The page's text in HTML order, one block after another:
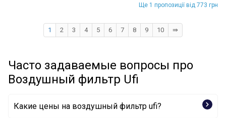
Ще 1 пропозиції від 773 грн
1 2 3 4 5 6 7 8 9 10 ⇛
Часто задаваемые вопросы про
Воздушный фильтр Ufi
Какие цены на воздушный фильтр ufi?